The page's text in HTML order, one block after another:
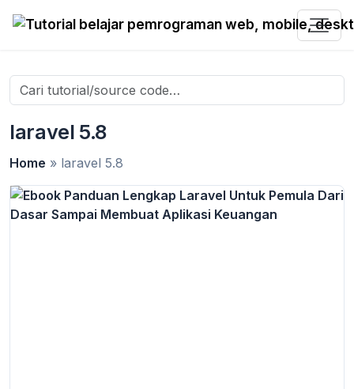
Search
for:
laravel 5.8
Home » laravel 5.8